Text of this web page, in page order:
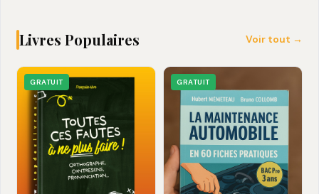
Livres Populaires Voir tout →
GRATUIT GRATUIT